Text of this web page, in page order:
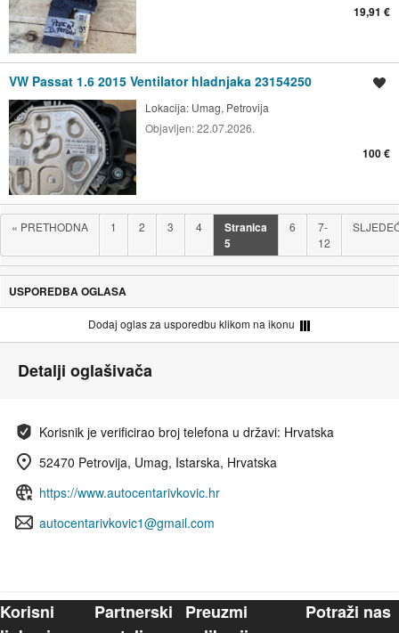
19,91 €
VW Passat 1.6 2015 Ventilator hladnjaka 23154250
Lokacija: Umag, Petrovija
Objavljen:22.07.2026.
100 €
« PRETHODNA 1 2 3 4
Stranica
5
6
7-
12
USPOREDBA OGLASA
Dodaj oglas za usporedbu klikom na ikonu
Detalji oglašivača
Korisnik je verificirao broj telefona u državi: Hrvatska
52470 Petrovija, Umag, Istarska, Hrvatska
https://www.autocentarivkovic.hr
autocentarivkovic1@gmail.com
Korisni
Partnerski
Preuzmi
Potraži nas